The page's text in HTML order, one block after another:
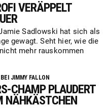
VERÄPPELT
Sadlowski hat sich als
gewagt. Seht hier, wie die
mehr rauskommen
JIMMY FALLON
CHAMP PLAUDERT
NÄHKÄSTCHEN